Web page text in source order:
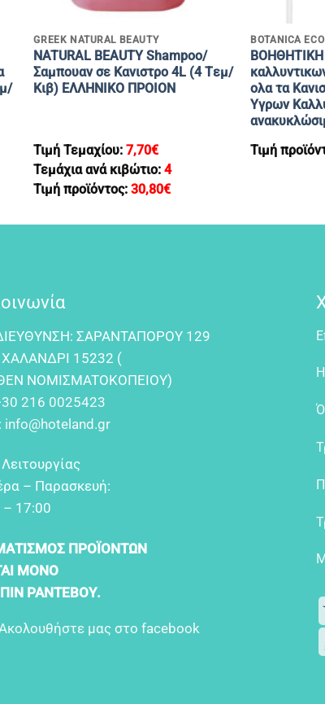
GREEK NATURAL BEAUTY
NATURAL BEAUTY Shampoo/
Σαμπουαν σε Κανιστρο 4L (4 Tεμ/
Κιβ) ΕΛΛΗΝΙΚΟ ΠΡΟΙΟΝ
Τιμή Τεμαχίου:7,70€
Τεμάχια ανά κιβώτιο:4
Τιμή προϊόντος:30,80€
BOTANICA
ΒΟΗΘΗΤΙΚΗ
ολα τα
Υγρων
Τιμή
ΣAPANTAΠOPOY 129
XAΛANΔPI 15232 (
NOMIΣMATOKOΠEIOY)
216 0025423
info@hoteland.gr
– Παρασκευή:
– 17:00
ΠΡΟΪΟΝΤΩΝ
ΜΟΝΟ
ΡΑΝΤΕΒΟΥ.
μας στο facebook